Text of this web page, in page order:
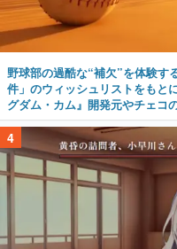
野球部の過酷な“補欠”を体験
件」のウィッシュリストをもと
グダム・カム』開発元やチェコ
4